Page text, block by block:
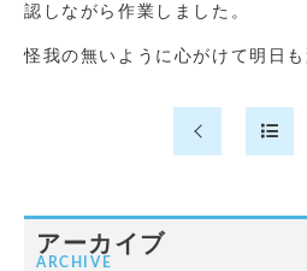
認しながら作業しました。
怪我の無いように心がけて明日も
アーカイブ
ARCHIVE